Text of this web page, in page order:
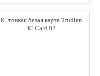
IC тонкая белая карта Trudian
IC Card 02